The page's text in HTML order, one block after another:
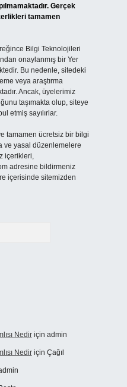
Gerçek
tamamen
Bilgi Teknolojileri
onaylanmış bir Yer
Bu nedenle, sitedeki
veya araştırma
Ancak, üyelerimiz
taşımakta olup, siteye
etmiş sayılırlar.
tamamen ücretsiz bir bilgi
ve yasal düzenlemelere
içerikleri,
adresine bildirmeniz
içerisinde sitemizden
Nediriçin admin
Nediriçin Çağıl